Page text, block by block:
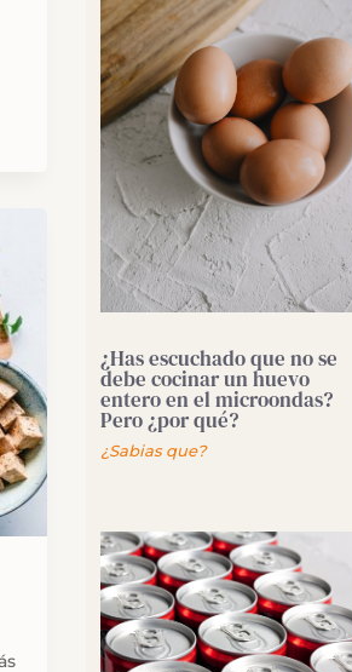
¿Has escuchado que no se
debe cocinar un huevo
entero en el microondas?
Pero ¿por qué?
¿Sabias que?